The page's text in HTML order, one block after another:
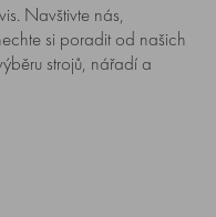
Navštivte nás,
si poradit od našich
strojů, nářadí a